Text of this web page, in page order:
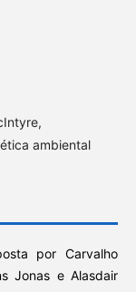
ambiental
por Carvalho
Jonas e Alasdair